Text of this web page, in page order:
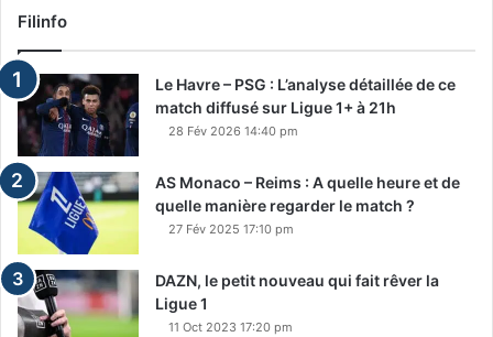
Filinfo
Le Havre – PSG : L’analyse détaillée de ce
match diffusé sur Ligue 1+ à 21h
28 Fév 2026 14:40 pm
AS Monaco – Reims : A quelle heure et de
quelle manière regarder le match ?
27 Fév 2025 17:10 pm
DAZN, le petit nouveau qui fait rêver la
Ligue 1
11 Oct 2023 17:20 pm